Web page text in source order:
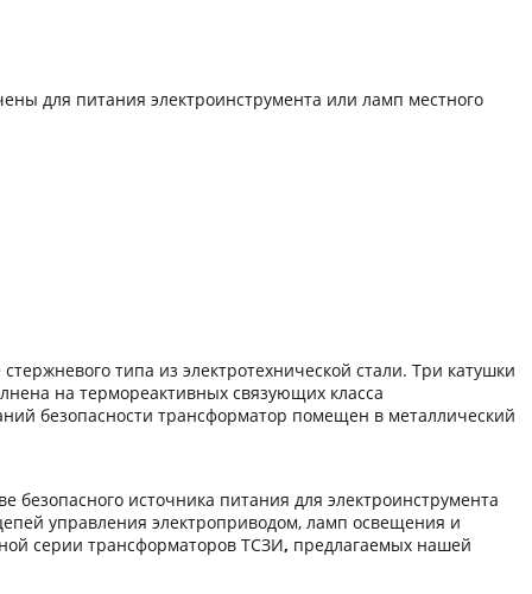
для питания электроинструмента или ламп местного
типа из электротехнической стали. Три катушки
на термореактивных связующих класса
безопасности трансформатор помещен в металлический
безопасного источника питания для электроинструмента
управления электроприводом, ламп освещения и
серии трансформаторов ТСЗИ, предлагаемых нашей